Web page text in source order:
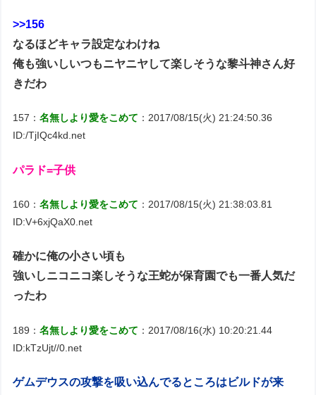
>>156
なるほどキャラ設定なわけね
俺も強いしいつもニヤニヤして楽しそうな黎斗神さん好
きだわ
157：名無しより愛をこめて ：2017/08/15(火) 21:24:50.36
ID:/TjIQc4kd.net
パラド=子供
160：名無しより愛をこめて ：2017/08/15(火) 21:38:03.81
ID:V+6xjQaX0.net
確かに俺の小さい頃も
強いしニコニコ楽しそうな王蛇が保育園でも一番人気だ
ったわ
189：名無しより愛をこめて ：2017/08/16(水) 10:20:21.44
ID:kTzUjt//0.net
ゲムデウスの攻撃を吸い込んでるところはビルドが来